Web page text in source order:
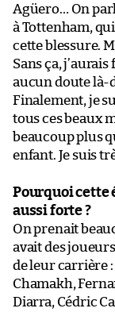
Agüero… On
à Tottenham,
cette blessure.
Sans ça,
aucun doute là-
Finalement, je
tous ces beaux
beaucoup plus
enfant. Je suis
Pourquoi cette
aussi forte ?
On prenait
avait des
de leur carrière
Chamakh,
Diarra, Cédric